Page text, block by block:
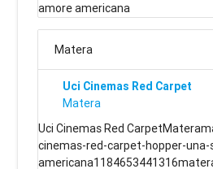
amore americana
Matera
Uci Cinemas Red Carpet
Matera
Uci Cinemas Red
cinemas-red-carpet-hopper-